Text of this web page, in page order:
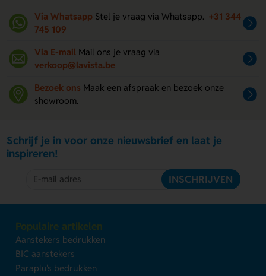
Via Whatsapp Stel je vraag via Whatsapp. +31 344
745 109
Via E-mail Mail ons je vraag via
verkoop@lavista.be
Bezoek ons Maak een afspraak en bezoek onze
showroom.
Schrijf je in voor onze nieuwsbrief en laat je
inspireren!
INSCHRIJVEN
Populaire artikelen
Aanstekers bedrukken
BIC aanstekers
Paraplu's bedrukken